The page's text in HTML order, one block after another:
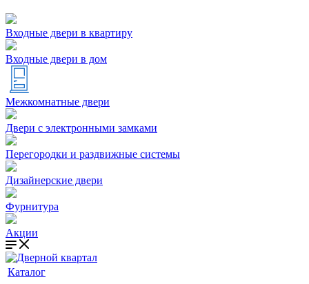
Входные двери в квартиру
Входные двери в дом
Межкомнатные двери
Двери с электронными замками
Перегородки и раздвижные системы
Дизайнерские двери
Фурнитура
Акции
Каталог